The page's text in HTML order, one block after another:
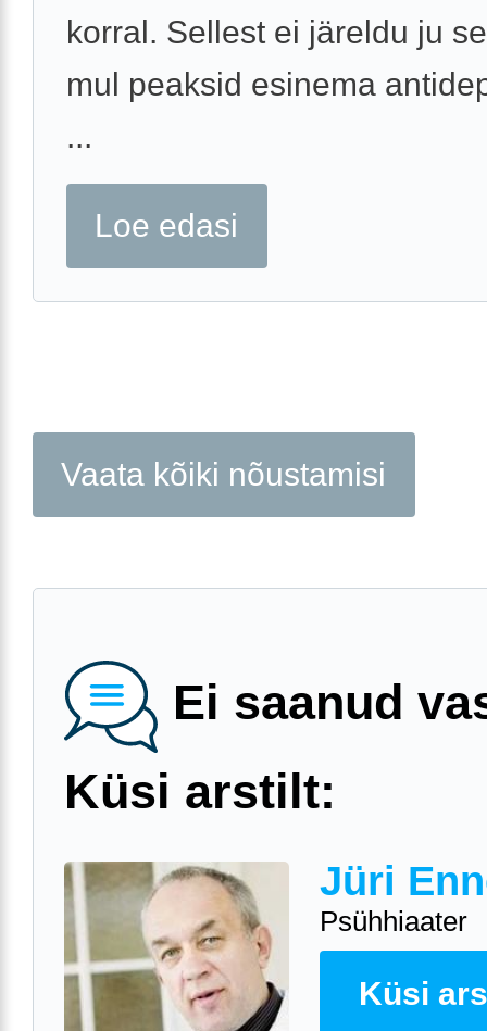
korral. Sellest ei järeldu ju
mul peaksid esinema
...
Loe edasi
Vaata kõiki nõustamisi
Ei saanud
Küsi arstilt:
Jüri
Psühhiaater
Küsi